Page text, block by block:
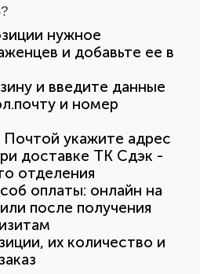
нужное
и добавьте ее в
и введите данные
и номер
укажите адрес
доставке ТК Сдэк -
отделения
оплаты: онлайн на
после получения
их количество и